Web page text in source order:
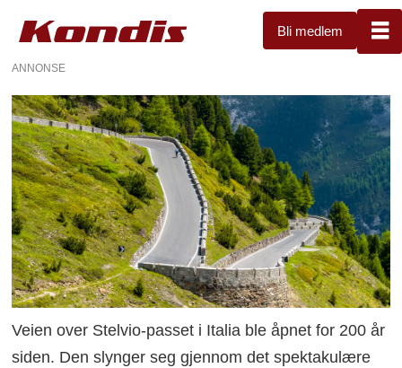
Bli medlem
ANNONSE
Veien over Stelvio-passet i Italia ble åpnet for 200 år
siden. Den slynger seg gjennom det spektakulære